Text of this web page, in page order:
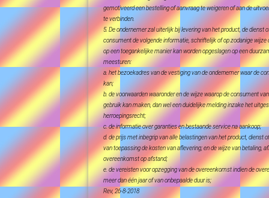
gemotiveerd een bestelling of aanvraag te weigeren of aan de
te verbinden.
5. De ondernemer zal uiterlijk bij levering van het product, de dienst
consument de volgende informatie, schriftelijk of op zodanige wijze
op een toegankelijke manier kan worden opgeslagen op een
meesturen:
a. het bezoekadres van de vestiging van de ondernemer waar de
kan;
b. de voorwaarden waaronder en de wijze waarop de consument
gebruik kan maken, dan wel een duidelijke melding inzake het
herroepingsrecht;
c. de informatie over garanties en bestaande service na aankoop;
d. de prijs met inbegrip van alle belastingen van het product, dienst
van toepassing de kosten van aflevering; en de wijze van betaling,
overeenkomst op afstand;
e. de vereisten voor opzegging van de overeenkomst indien de
meer dan één jaar of van onbepaalde duur is;
Rev, 26-8-2018